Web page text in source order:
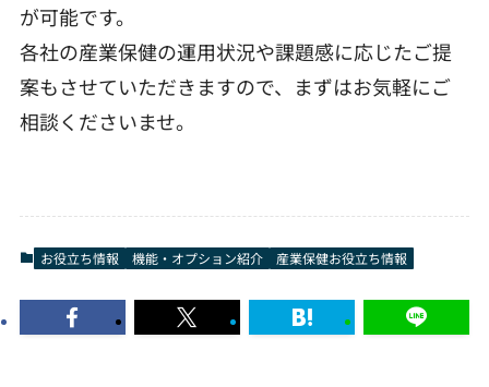
が可能です。
各社の産業保健の運用状況や課題感に応じたご提
案もさせていただきますので、まずはお気軽にご
相談くださいませ。
お役立ち情報 機能・オプション紹介 産業保健お役立ち情報